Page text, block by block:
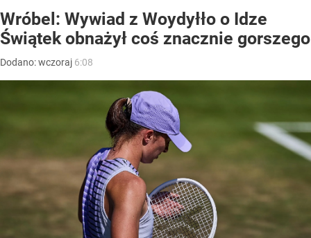
Wróbel: Wywiad z Woydyłło o Idze
Świątek obnażył coś znacznie gorszego
Dodano:wczoraj 6:08